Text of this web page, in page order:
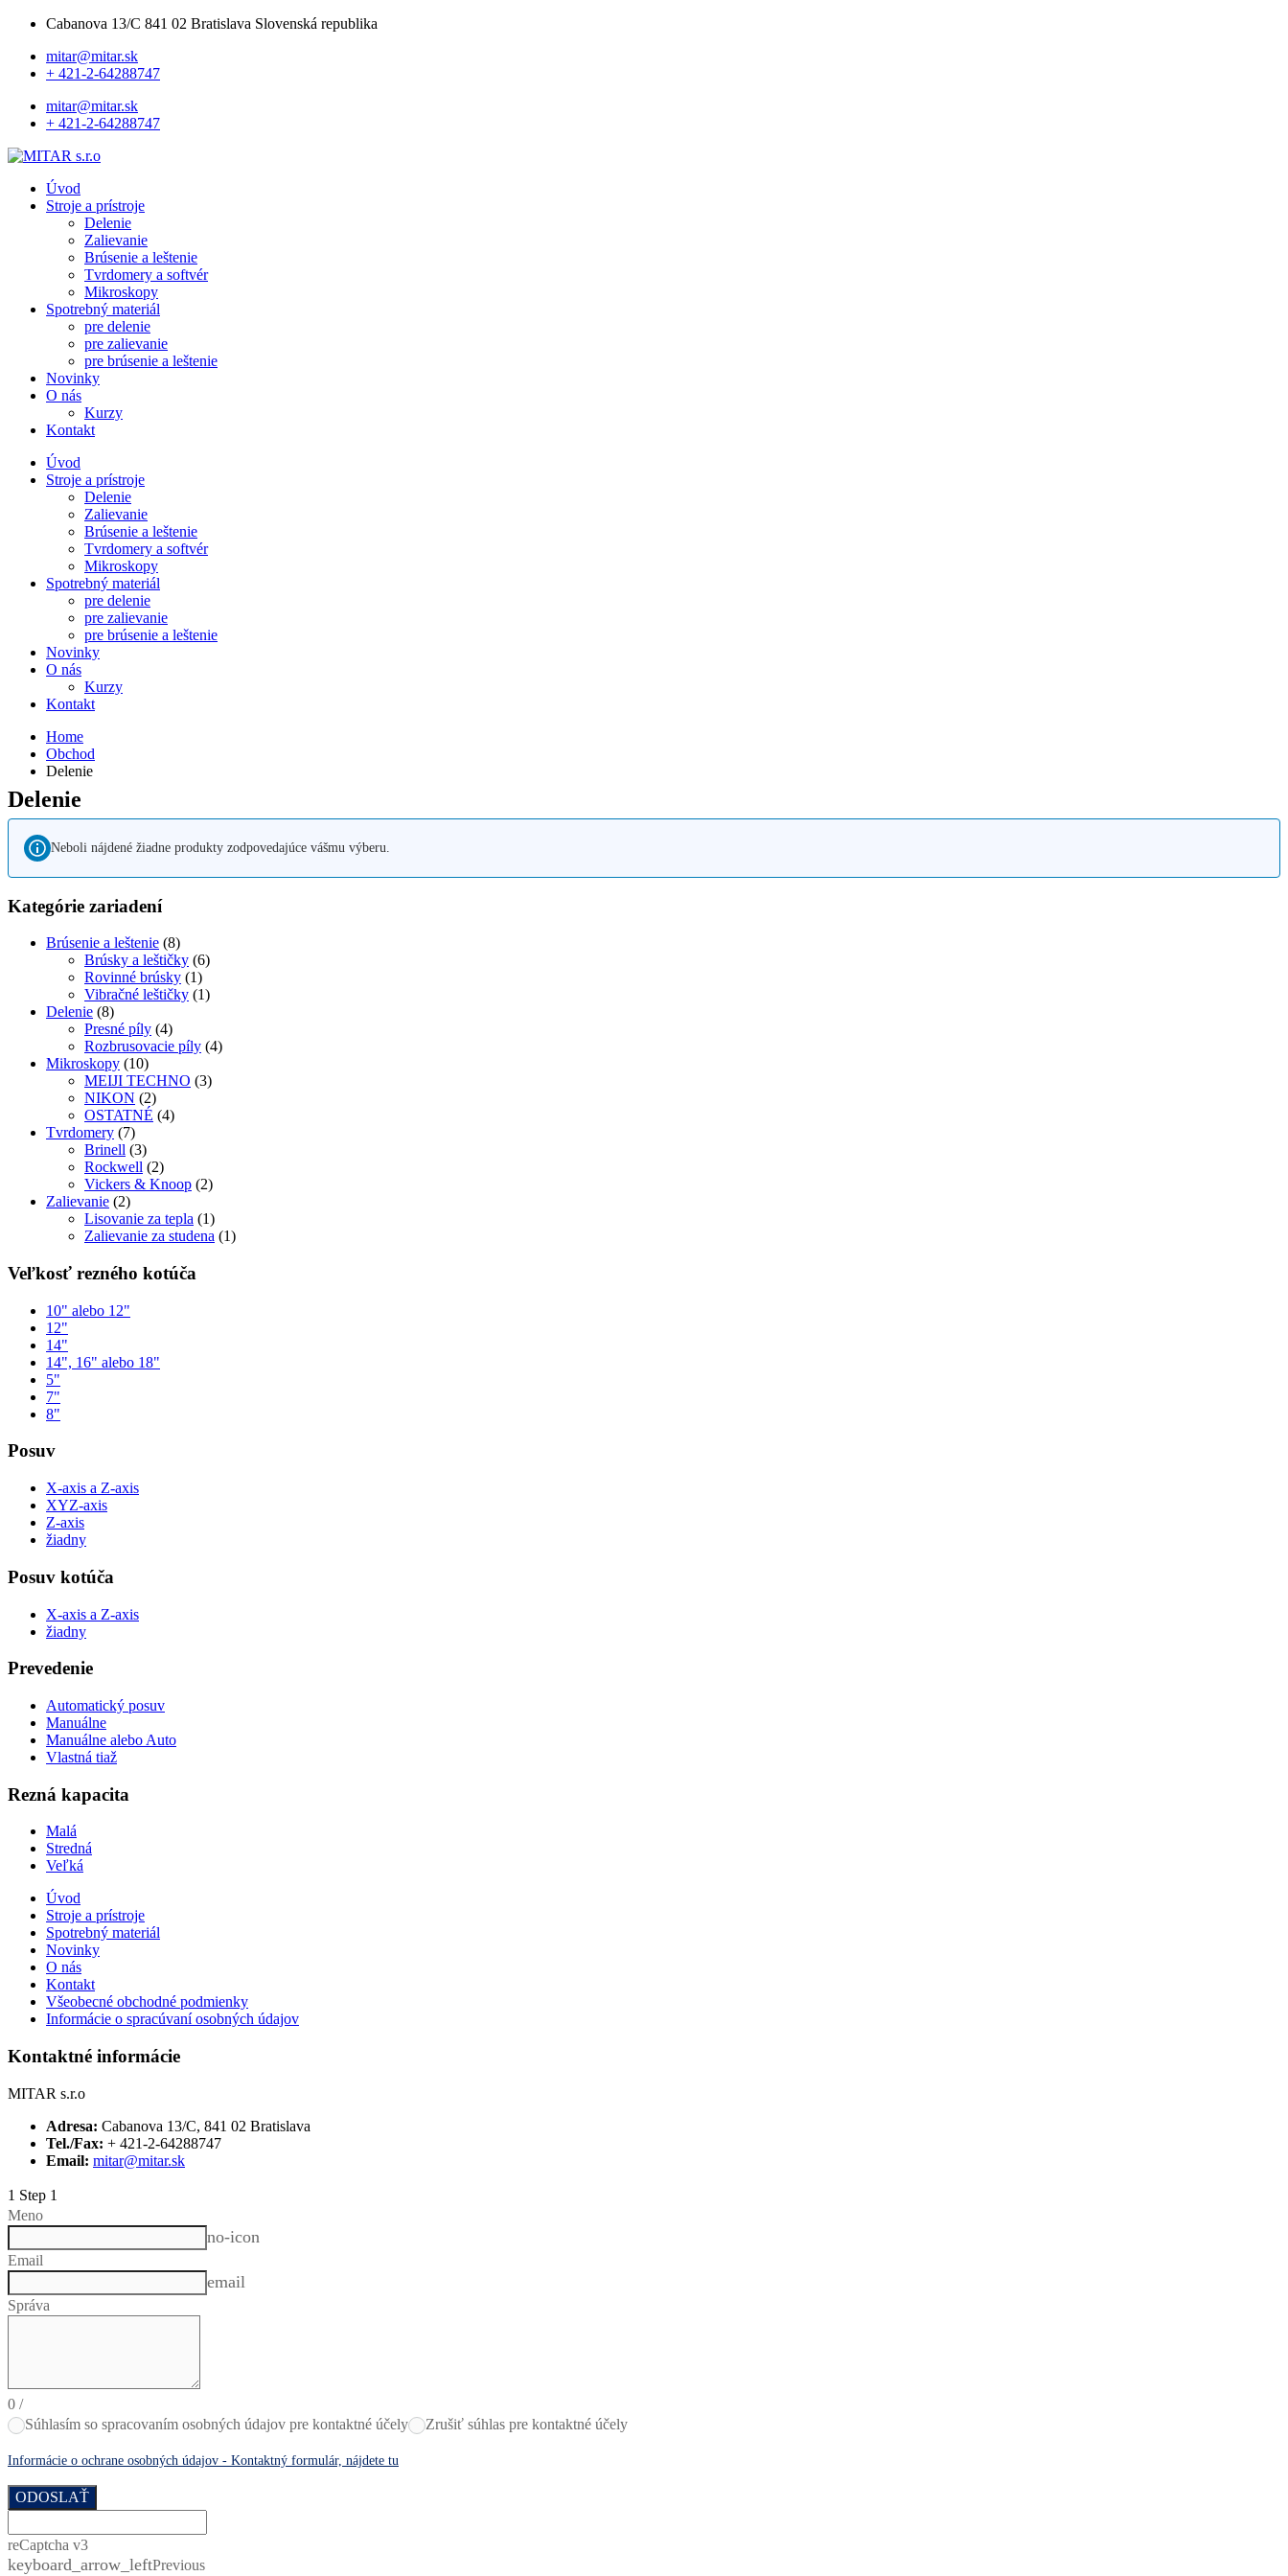
Cabanova 13/C 841 02 Bratislava Slovenská republika
mitar@mitar.sk
+ 421-2-64288747
mitar@mitar.sk
+ 421-2-64288747
Úvod
Stroje a prístroje
Delenie
Zalievanie
Brúsenie a leštenie
Tvrdomery a softvér
Mikroskopy
Spotrebný materiál
pre delenie
pre zalievanie
pre brúsenie a leštenie
Novinky
O nás
Kurzy
Kontakt
Úvod
Stroje a prístroje
Delenie
Zalievanie
Brúsenie a leštenie
Tvrdomery a softvér
Mikroskopy
Spotrebný materiál
pre delenie
pre zalievanie
pre brúsenie a leštenie
Novinky
O nás
Kurzy
Kontakt
Home
Obchod
Delenie
Delenie
Neboli nájdené žiadne produkty zodpovedajúce vášmu výberu.
Kategórie zariadení
Brúsenie a leštenie (8)
Brúsky a leštičky (6)
Rovinné brúsky (1)
Vibračné leštičky (1)
Delenie (8)
Presné píly (4)
Rozbrusovacie píly (4)
Mikroskopy (10)
MEIJI TECHNO (3)
NIKON (2)
OSTATNÉ (4)
Tvrdomery (7)
Brinell (3)
Rockwell (2)
Vickers & Knoop (2)
Zalievanie (2)
Lisovanie za tepla (1)
Zalievanie za studena (1)
Veľkosť rezného kotúča
10" alebo 12"
12"
14"
14", 16" alebo 18"
5"
7"
8"
Posuv
X-axis a Z-axis
XYZ-axis
Z-axis
žiadny
Posuv kotúča
X-axis a Z-axis
žiadny
Prevedenie
Automatický posuv
Manuálne
Manuálne alebo Auto
Vlastná tiaž
Rezná kapacita
Malá
Stredná
Veľká
Úvod
Stroje a prístroje
Spotrebný materiál
Novinky
O nás
Kontakt
Všeobecné obchodné podmienky
Informácie o spracúvaní osobných údajov
Kontaktné informácie
MITAR s.r.o
Adresa: Cabanova 13/C, 841 02 Bratislava
Tel./Fax: + 421-2-64288747
Email: mitar@mitar.sk
1 Step 1
Meno
no-icon
Email
email
Správa
0 /
Súhlasím so spracovaním osobných údajov pre kontaktné účely
Zrušiť súhlas pre kontaktné účely
Informácie o ochrane osobných údajov - Kontaktný formulár, nájdete tu
ODOSLAŤ
reCaptcha v3
keyboard_arrow_leftPrevious